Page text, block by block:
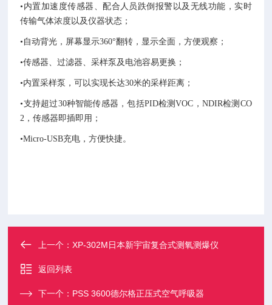
•内置加速度传感器、配合人员跌倒报警以及无线功能，实时
传输气体浓度以及仪器状态；
•自动背光，屏幕显示360°翻转，显示全面，方便观察；
•传感器、过滤器、采样泵及电池容易更换；
•内置采样泵，可以实现长达30米的采样距离；
•支持超过30种智能传感器，包括PID检测VOC，NDIR检测CO
2，传感器即插即用；
•Micro-USB充电，方便快捷。
上一个：XP-302M日本新宇宙复合式测氧测爆仪
返回列表
下一个： PSS 3600德尔格正压式空气呼吸器